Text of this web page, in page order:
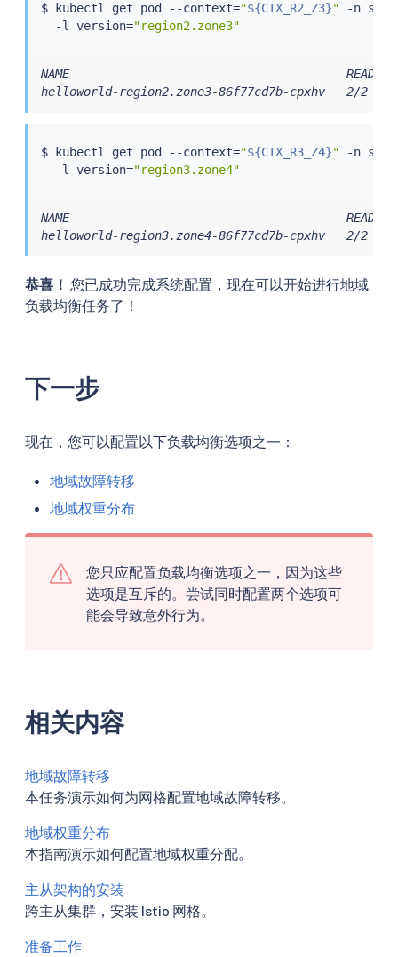
$ kubectl get pod --context="${CTX_R2_Z3}" -n
  -l version
="region2.zone3"
NAME                                       READY
helloworld-region2.zone3-86f77cd7b-cpxhv   2/
$ kubectl get pod --context="${CTX_R3_Z4}" -n
  -l version
="region3.zone4"
NAME                                       READY
helloworld-region3.zone4-86f77cd7b-cpxhv   2/
恭喜！ 您已成功完成系统配置，现在可以开始进行地域
负载均衡任务了！
下一步
现在，您可以配置以下负载均衡选项之一：
地域故障转移
地域权重分布
您只应配置负载均衡选项之一，因为这些
选项是互斥的。尝试同时配置两个选项可
能会导致意外行为。
相关内容
地域故障转移
本任务演示如何为网格配置地域故障转移。
地域权重分布
本指南演示如何配置地域权重分配。
主从架构的安装
跨主从集群，安装 Istio 网格。
准备工作